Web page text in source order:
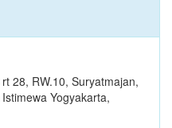
28, RW.10, Suryatmajan,
Yogyakarta,